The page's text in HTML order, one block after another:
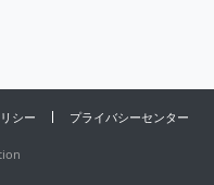
シー プライバシーセンター